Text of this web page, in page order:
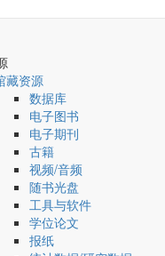
藏资源
数据库
电子图书
电子期刊
古籍
视频/音频
随书光盘
工具与软件
学位论文
报纸